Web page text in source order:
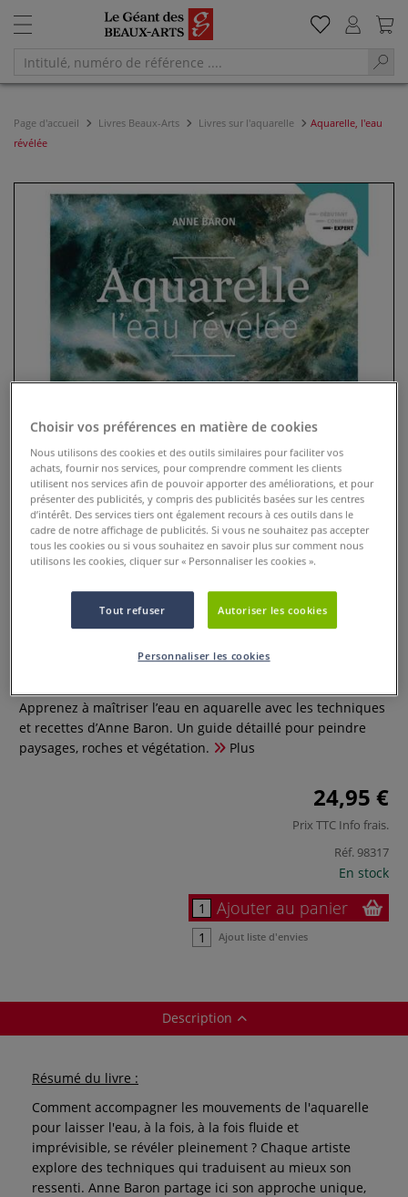
Page d'accueil Livres Beaux-Arts Livres sur l'aquarelle
Aquarelle, l'eau
révélée
Aquarelle, l'eau révélée
Apprenez à maîtriser l’eau en aquarelle avec les techniques
et recettes d’Anne Baron. Un guide détaillé pour peindre
paysages, roches et végétation.
Plus
24,95 €
Prix TTC Info frais.
Réf. 98317
En stock
Ajouter au panier
Ajout liste d'envies
Description
Résumé du livre :
Comment accompagner les mouvements de l'aquarelle
pour laisser l'eau, à la fois, à la fois fluide et
imprévisible, se révéler pleinement ? Chaque artiste
explore des techniques qui traduisent au mieux son
ressenti. Anne Baron partage ici son approche unique,
Choisir vos préférences en matière de cookies
Nous utilisons des cookies et des outils similaires pour faciliter vos
achats, fournir nos services, pour comprendre comment les clients
utilisent nos services afin de pouvoir apporter des améliorations, et pour
présenter des publicités, y compris des publicités basées sur les centres
d’intérêt. Des services tiers ont également recours à ces outils dans le
cadre de notre affichage de publicités. Si vous ne souhaitez pas accepter
tous les cookies ou si vous souhaitez en savoir plus sur comment nous
utilisons les cookies, cliquer sur « Personnaliser les cookies ».
Tout refuser Autoriser les cookies
Personnaliser les cookies